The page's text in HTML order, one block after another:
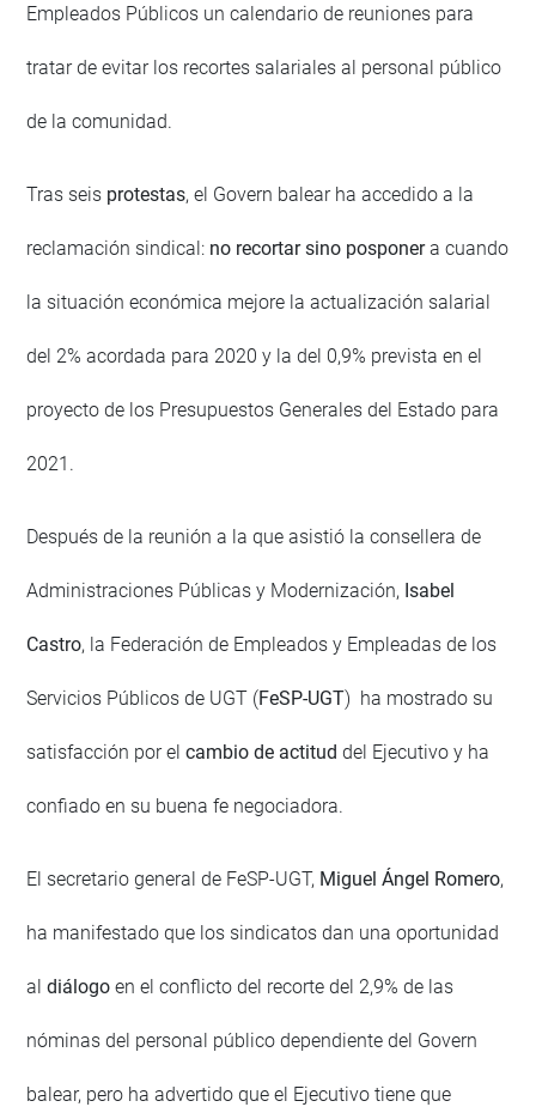
Empleados Públicos un calendario de reuniones para
tratar de evitar los recortes salariales al personal público
de la comunidad.
Tras seis protestas, el Govern balear ha accedido a la
reclamación sindical: no recortar sino posponera cuando
la situación económica mejore la actualización salarial
del 2% acordada para 2020 y la del 0,9% prevista en el
proyecto de los Presupuestos Generales del Estado para
2021.
Después de la reunión a la que asistió la consellera de
Administraciones Públicas y Modernización, Isabel
Castro, la Federación de Empleados y Empleadas de los
Servicios Públicos de UGT (FeSP-UGT) ha mostrado su
satisfacción por elcambio de actitud del Ejecutivo y ha
confiado en su buena fe negociadora.
El secretario general de FeSP-UGT, Miguel Ángel Romero,
ha manifestado que los sindicatos dan una oportunidad
al diálogoen el conflicto del recorte del 2,9% de las
nóminas del personal público dependiente del Govern
balear, pero ha advertido que el Ejecutivo tiene que